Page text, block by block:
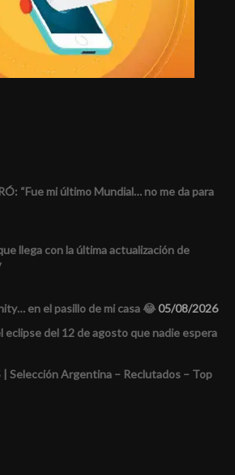
“Fue mi último Mundial… no me da para
llega con la última actualización de
en el pasillo de mi casa 😂05/08/2026
eclipse del 12 de agosto que nadie espera
| Selección Argentina – Reclutados – Top